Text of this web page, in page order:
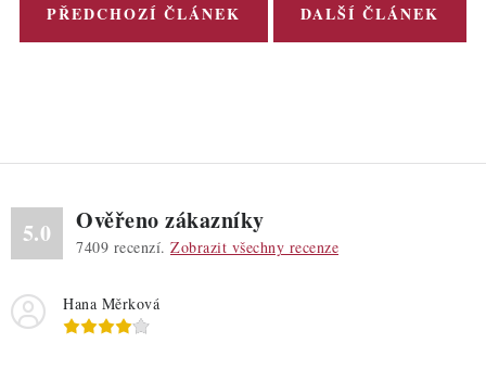
PŘEDCHOZÍ ČLÁNEK DALŠÍ ČLÁNEK
5.0 Ověřeno zákazníky
7409 recenzí. Zobrazit všechny recenze
Hana Měrková